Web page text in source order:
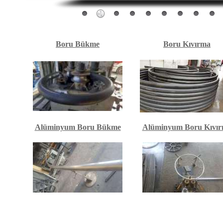
Boru Bükme Boru Kıvırma
Alüminyum Boru Bükme Alüminyum Boru